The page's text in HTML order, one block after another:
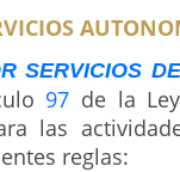
SERVICIOS
97 de la
las
reglas: